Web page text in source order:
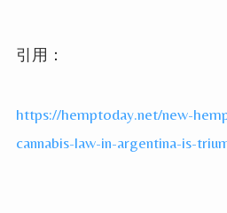
引用：
https://hemptoday.net/new-
cannabis-law-in-argentina-is-